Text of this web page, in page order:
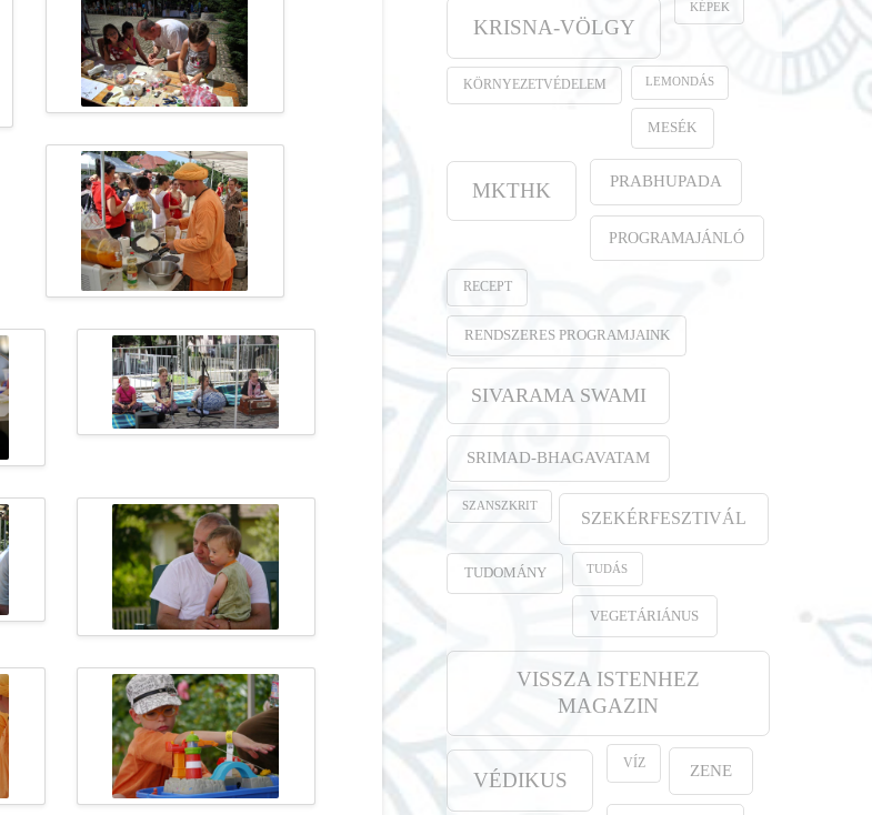
KRISNA-VÖLGY
KÉPEK
KÖRNYEZETVÉDELEM LEMONDÁS
MESÉK
MKTHK PRABHUPADA
PROGRAMAJÁNLÓ
RECEPT
RENDSZERES PROGRAMJAINK
SIVARAMA SWAMI
SRIMAD-BHAGAVATAM
SZANSZKRIT
SZEKÉRFESZTIVÁL
TUDOMÁNY TUDÁS
VEGETÁRIÁNUS
VISSZA ISTENHEZ
MAGAZIN
VÉDIKUS
VÍZ ZENE